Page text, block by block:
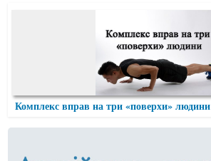
Комплекс вправ на три «поверхи» людини